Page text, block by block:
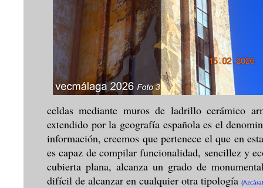
celdas mediante muros de ladrillo cerámico
extendido por la geografía española es el
información, creemos que pertenece el que en
es capaz de compilar funcionalidad, sencillez y
cubierta plana, alcanza un grado de
difícil de alcanzar en cualquier otra tipología